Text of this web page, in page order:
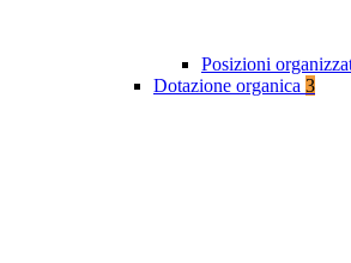
Posizioni
Dotazione organica 3